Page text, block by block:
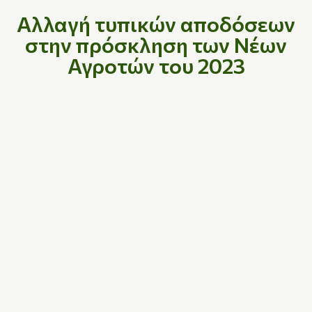
Αλλαγή τυπικών αποδόσεων
στην πρόσκληση των Νέων
Αγροτών του 2023